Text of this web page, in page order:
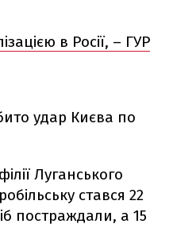
в Росії, – ГУР
удар Києва по
Луганського
стався 22
постраждали, а 15